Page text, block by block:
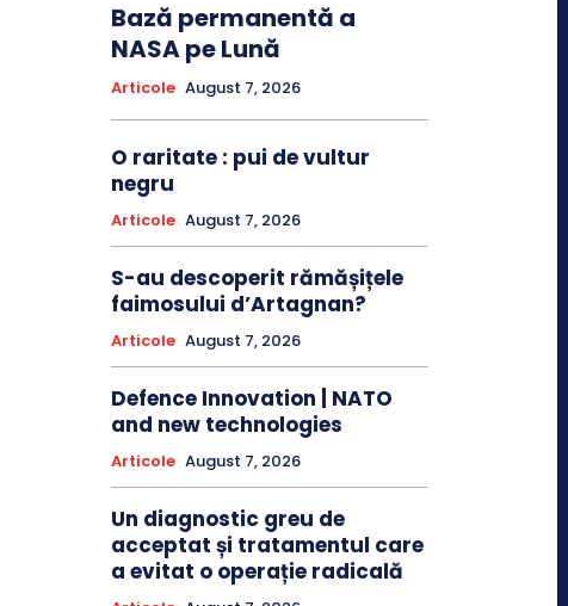
Bază permanentă a
NASA pe Lună
Articole August 7, 2026
O raritate : pui de vultur
negru
Articole August 7, 2026
S-au descoperit rămășițele
faimosului d’Artagnan?
Articole August 7, 2026
Defence Innovation | NATO
and new technologies
Articole August 7, 2026
Un diagnostic greu de
acceptat și tratamentul care
a evitat o operație radicală